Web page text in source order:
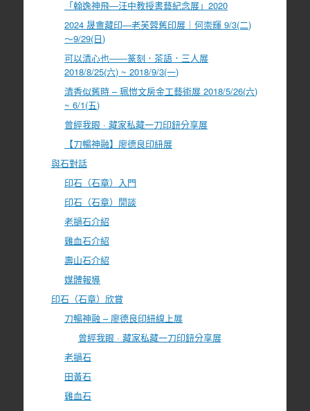
「翰逸神飛—汪中教授書藝紀念展」2020
2024 晟盦藏印—老芙蓉舊印展｜何崇輝 9/3(二)
～9/29(日)
可以清心也――篆刻．茶語．三人展
2018/8/25(六) ~ 2018/9/3(一)
清香似舊時 – 珮愷文房金工藝術展 2018/5/26(六)
~ 6/1(五)
曾經我眼 · 藏家私藏一刀印鈕分享展
【刀暢神融】廖德良印紐展
與石對話
印石（石章）入門
印石（石章）閒談
老撾石介紹
雞血石介紹
壽山石介紹
媒體報導
印石（石章）欣賞
刀暢神融 – 廖德良印紐線上展
曾經我眼 · 藏家私藏一刀印鈕分享展
老撾石
田黃石
雞血石